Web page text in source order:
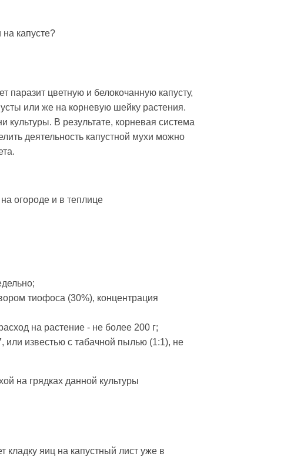
капусте?
цветную и белокочанную капусту,
или же на корневую шейку растения.
культуры. В результате, корневая система
деятельность капустной мухи можно
огороде и в теплице
тиофоса (30%), концентрация
на растение - не более 200 г;
известью с табачной пылью (1:1), не
на грядках данной культуры
кладку яиц на капустный лист уже в